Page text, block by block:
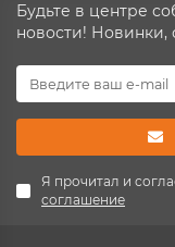
Будьте в центре
новости! Новинки,
Я прочитал и
соглашение